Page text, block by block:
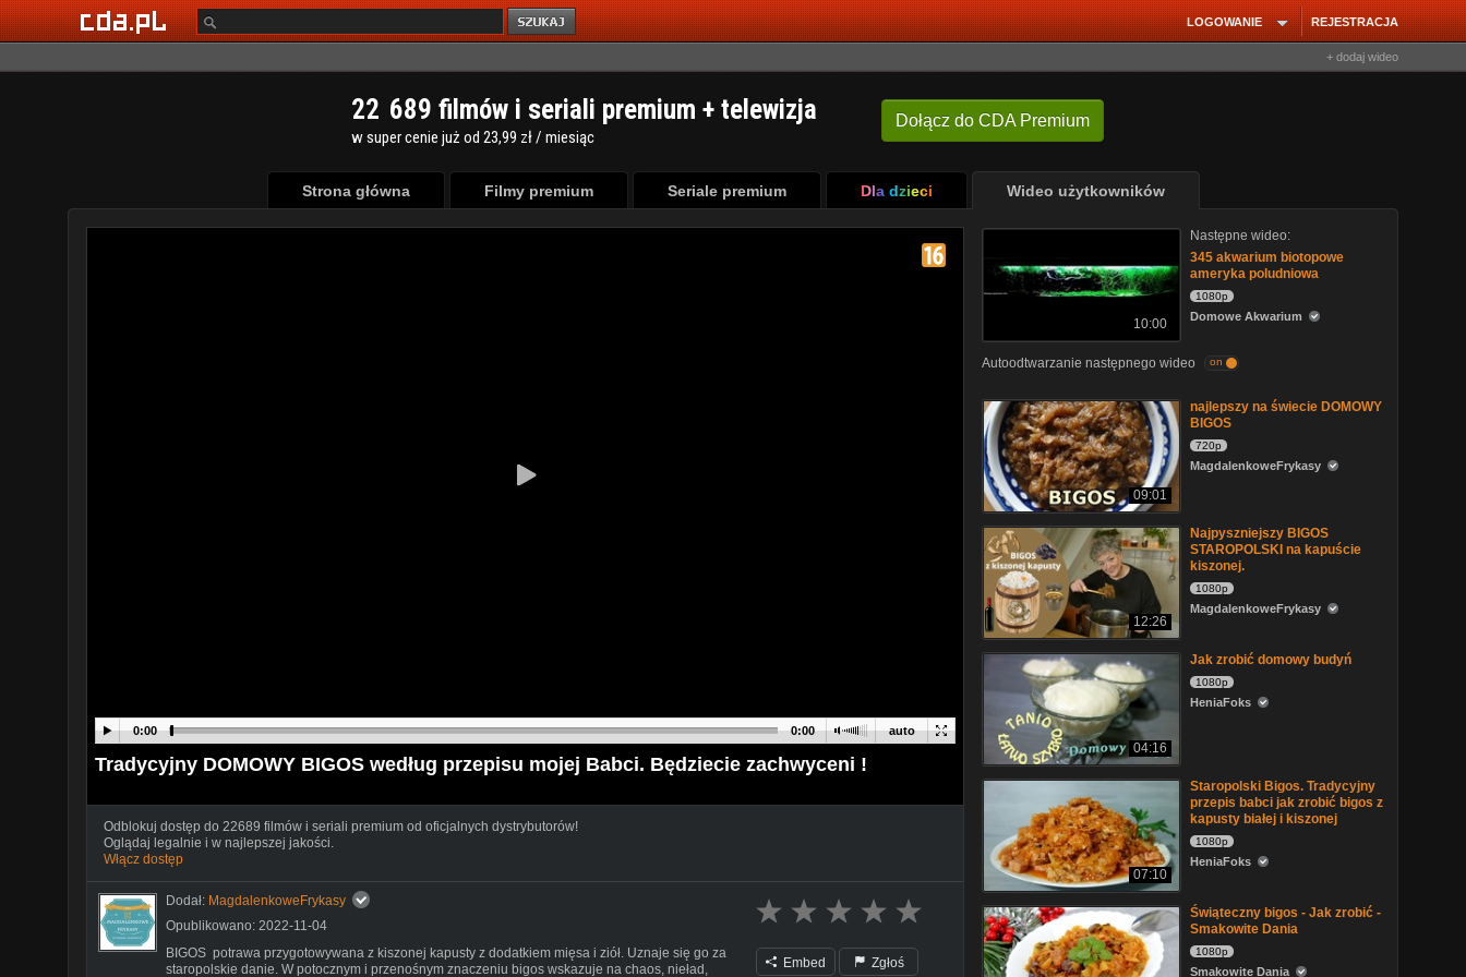
REJESTRACJA
LOGOWANIE
+ dodaj wideo
Dołącz do CDA Premium
22 689 filmów i seriali premium + telewizja
w super cenie już od 23,99 zł / miesiąc
Strona główna Filmy premium Seriale premium Dla dzieci Wideo użytkowników
auto
0:00 0:00
Tradycyjny DOMOWY BIGOS według przepisu mojej Babci. Będziecie zachwyceni !
Odblokuj dostęp do 22689 filmów i seriali premium od oficjalnych dystrybutorów!
Oglądaj legalnie i w najlepszej jakości.
Włącz dostęp
Dodał: MagdalenkoweFrykasy
Opublikowano: 2022-11-04
BIGOS potrawa przygotowywana z kiszonej kapusty z dodatkiem mięsa i ziół. Uznaje się go za
staropolskie danie. W potocznym i przenośnym znaczeniu bigos wskazuje na chaos, nieład,
Embed Zgłoś
10:00
Następne wideo:
345 akwarium biotopowe
ameryka poludniowa
1080p
Domowe Akwarium
Autoodtwarzanie następnego wideo on
09:01
najlepszy na świecie DOMOWY
BIGOS
720p
MagdalenkoweFrykasy
12:26
Najpyszniejszy BIGOS
STAROPOLSKI na kapuście
kiszonej.
1080p
MagdalenkoweFrykasy
04:16
Jak zrobić domowy budyń
1080p
HeniaFoks
07:10
Staropolski Bigos. Tradycyjny
przepis babci jak zrobić bigos z
kapusty białej i kiszonej
1080p
HeniaFoks
Świąteczny bigos - Jak zrobić -
Smakowite Dania
1080p
Smakowite Dania